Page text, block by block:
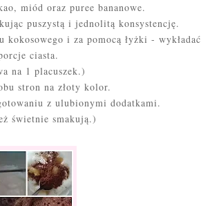
miód oraz puree bananowe.
puszystą i jednolitą konsystencję.
i za pomocą łyżki - wykładać
ciasta.
na 1 placuszek.)
stron na złoty kolor.
z ulubionymi dodatkami.
świetnie smakują.)